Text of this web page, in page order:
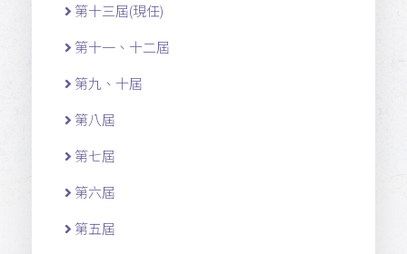
第十三屆(現任)
第十一 、十二 屆
第九、十屆
第八屆
第七屆
第六屆
第五屆